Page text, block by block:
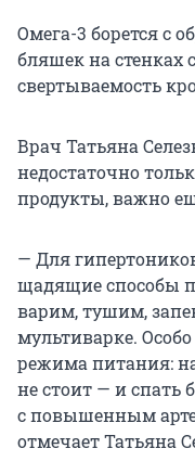
Омега-3 борется с
бляшек на стенках
свертываемость
Врач Татьяна
недостаточно
продукты, важно
— Для
щадящие способы
варим, тушим,
мультиварке.
режима питания:
не стоит — и спать
с повышенным
отмечает Татьяна